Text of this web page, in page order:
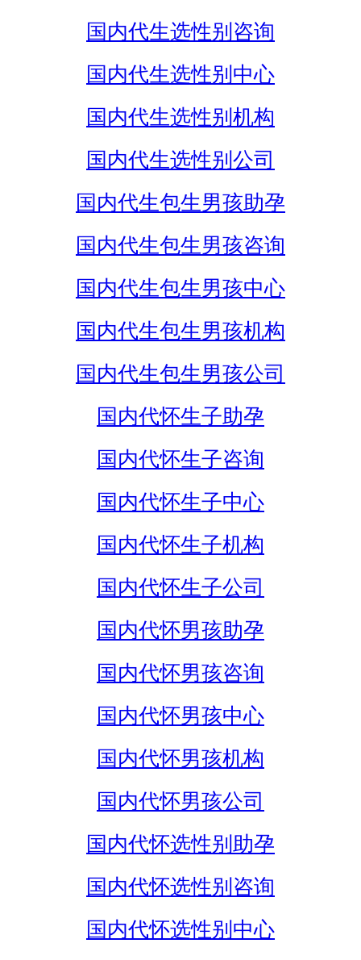
国内代生选性别咨询
国内代生选性别中心
国内代生选性别机构
国内代生选性别公司
国内代生包生男孩助孕
国内代生包生男孩咨询
国内代生包生男孩中心
国内代生包生男孩机构
国内代生包生男孩公司
国内代怀生子助孕
国内代怀生子咨询
国内代怀生子中心
国内代怀生子机构
国内代怀生子公司
国内代怀男孩助孕
国内代怀男孩咨询
国内代怀男孩中心
国内代怀男孩机构
国内代怀男孩公司
国内代怀选性别助孕
国内代怀选性别咨询
国内代怀选性别中心